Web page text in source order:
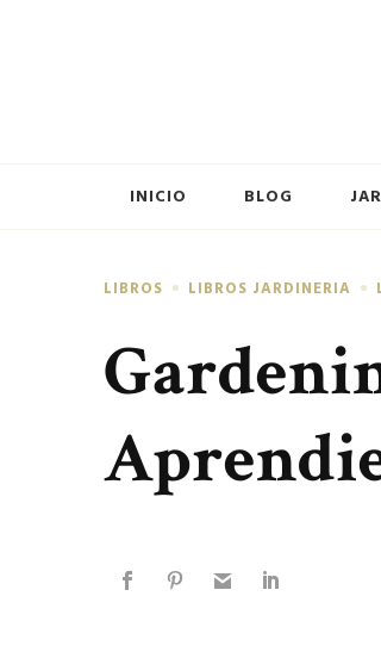
INICIO BLOG
LIBROS LIBROS JARDINERIA